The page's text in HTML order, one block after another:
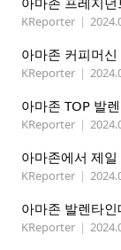
KReporter |
아마존 커피머
KReporter |
아마존 TOP 발
KReporter |
아마존에서 제
KReporter |
아마존 발렌타
KReporter |